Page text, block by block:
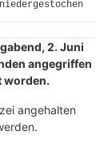
2. Juni
angegriffen
worden.
angehalten